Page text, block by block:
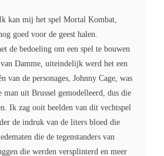
kan mij het spel Mortal Kombat,
goed voor de geest halen.
de bedoeling om een spel te bouwen
Damme, uiteindelijk werd het een
van de personages, Johnny Cage, was
man uit Brussel gemodelleerd, dus die
Ik zag ooit beelden van dit vechtspel
de indruk van de liters bloed die
die de tegenstanders van
die werden versplinterd en meer